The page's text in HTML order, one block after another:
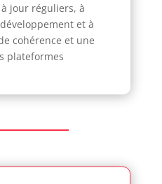
jour réguliers, à
et à
cohérence et une
plateformes